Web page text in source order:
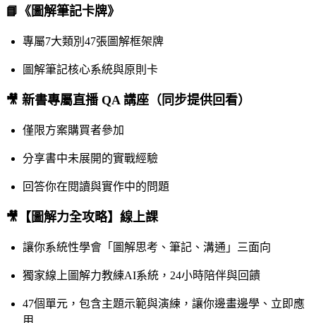
📘《圖解筆記卡牌》
專屬7大類別47張圖解框架牌
圖解筆記核心系統與原則卡
🎥 新書專屬直播 QA 講座（同步提供回看）
僅限方案購買者參加
分享書中未展開的實戰經驗
回答你在閱讀與實作中的問題
🎥【圖解力全攻略】線上課
讓你系統性學會「圖解思考、筆記、溝通」三面向
獨家線上圖解力教練AI系統，24小時陪伴與回饋
47個單元，包含主題示範與演練，讓你邊畫邊學、立即應
用